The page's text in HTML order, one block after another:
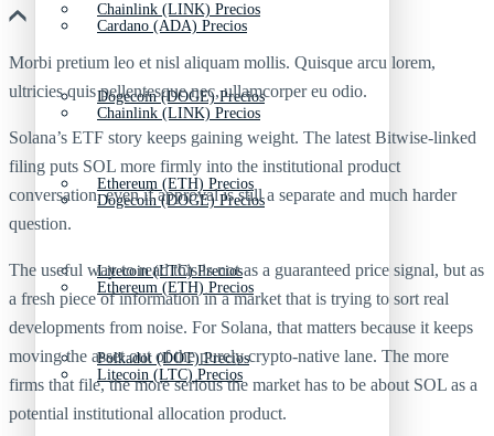
Chainlink (LINK) Precios
Dogecoin (DOGE) Precios
Ethereum (ETH) Precios
Litecoin (LTC) Precios
Polkadot (DOT) Precios
Cardano (ADA) Precios
Chainlink (LINK) Precios
Dogecoin (DOGE) Precios
Ethereum (ETH) Precios
Litecoin (LTC) Precios
Morbi pretium leo et nisl aliquam mollis. Quisque arcu lorem,
ultricies quis pellentesque nec, ullamcorper eu odio.
Solana’s ETF story keeps gaining weight. The latest Bitwise-linked
filing puts SOL more firmly into the institutional product
conversation, even if approval is still a separate and much harder
question.
The useful way to read this is not as a guaranteed price signal, but as
a fresh piece of information in a market that is trying to sort real
developments from noise. For Solana, that matters because it keeps
moving the asset out of the purely crypto-native lane. The more
firms that file, the more serious the market has to be about SOL as a
potential institutional allocation product.